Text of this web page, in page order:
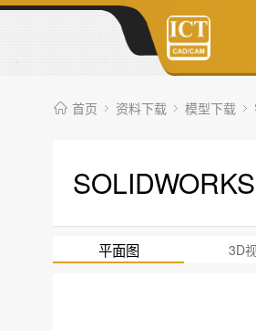
首页 资料下载 模型下载
平面图 3D